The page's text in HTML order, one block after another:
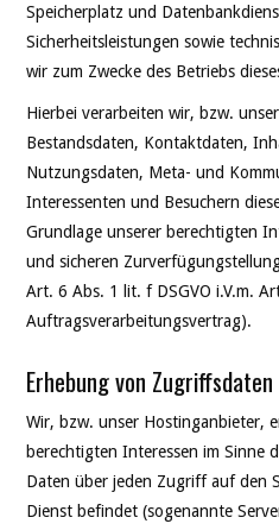
Speicherplatz und
Sicherheitsleistungen sowie
wir zum Zwecke des Betriebs
Hierbei verarbeiten wir, bzw.
Bestandsdaten, Kontaktdaten,
Nutzungsdaten, Meta- und
Interessenten und Besuchern
Grundlage unserer berechtigten
und sicheren
Art. 6 Abs. 1 lit. f DSGVO i.V.m.
Auftragsverarbeitungsvertrag).
Erhebung von
Wir, bzw. unser Hostinganbieter,
berechtigten Interessen im Sinne
Daten über jeden Zugriff auf den
Dienst befindet (sogenannte